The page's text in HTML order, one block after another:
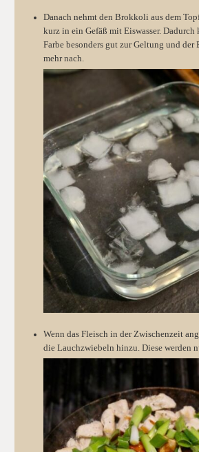
Danach nehmt den Brokkoli aus dem Topf und gebt in nur ganz
kurz in ein Gefäß mit Eiswasser.
Farbe besonders gut zur Geltung und
mehr nach.
Wenn das Fleisch in der Zwischenzeit angebraten ist, kommen
die Lauchzwiebeln hinzu. Diese werden